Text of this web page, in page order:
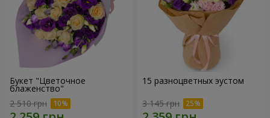
Букет "Цветочное
блаженство"
2 510 грн
15 разноцветных эустом
3 145 грн